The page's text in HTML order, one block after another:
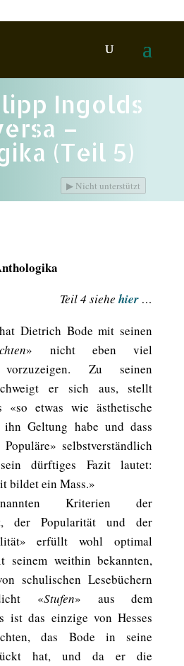
Ingolds
–
(Teil 5)
▶ Nicht unterstützt
Teil 4 siehehier …
Dietrich Bode mit seinen
» nicht eben viel
vorzuzeigen. Zu seinen
er sich aus, stellt
«so etwas wie ästhetische
Geltung habe und dass
selbstverständlich
dürftiges Fazit lautet:
bildet ein Mass.»
Kriterien der
der Popularität und der
erfüllt wohl optimal
seinem weithin bekannten,
schulischen Lesebüchern
«Stufen» aus dem
ist das einzige von Hesses
das Bode in seine
hat, und da er die